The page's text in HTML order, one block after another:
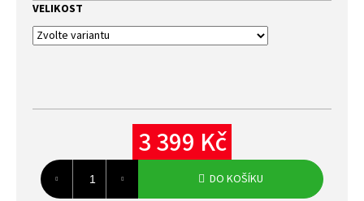
VELIKOST
3 399 Kč
Měrná
cena:
DO KOŠÍKU